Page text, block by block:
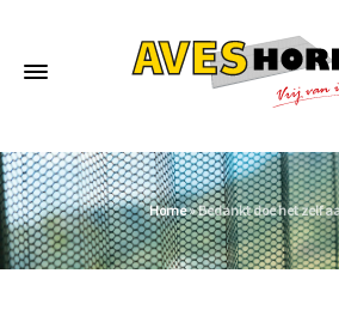
Home»Bedankt doe het zelf